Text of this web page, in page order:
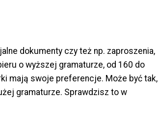
dokumenty czy też np. zaproszenia,
o wyższej gramaturze, od 160 do
mają swoje preferencje. Może być tak,
gramaturze. Sprawdzisz to w